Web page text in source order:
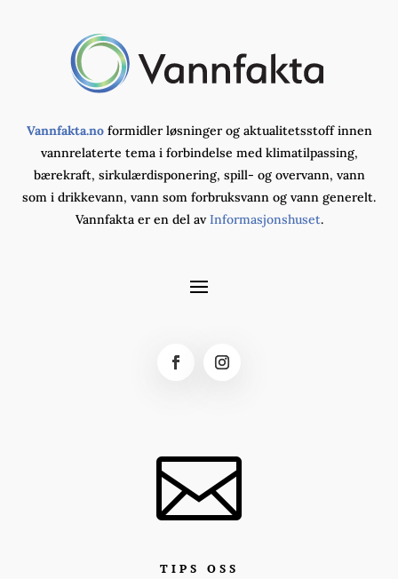
Vannfakta.noformidler løsninger og aktualitetsstoff innen
vannrelaterte tema i forbindelse med klimatilpassing,
bærekraft, sirkulærdisponering, spill- og overvann, vann
som i drikkevann, vann som forbruksvann og vann generelt.
Vannfakta er en del av Informasjonshuset.

TIPS OSS